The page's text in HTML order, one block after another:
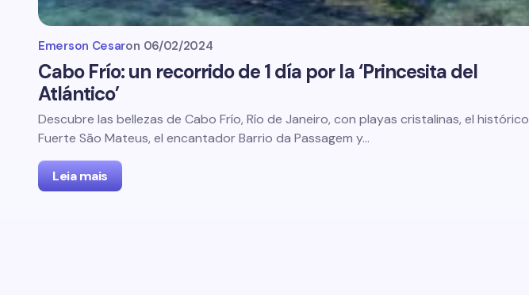
Emerson Cesaron 06/02/2024
Cabo Frío: un recorrido de 1 día por la ‘Princesita del
Atlántico’
Descubre las bellezas de Cabo Frío, Río de Janeiro, con playas cristalinas, el histórico
Fuerte São Mateus, el encantador Barrio da Passagem y…
Leia mais